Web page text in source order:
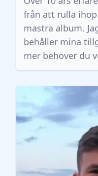
från att rulla
mastra album.
behåller mina
mer behöver du